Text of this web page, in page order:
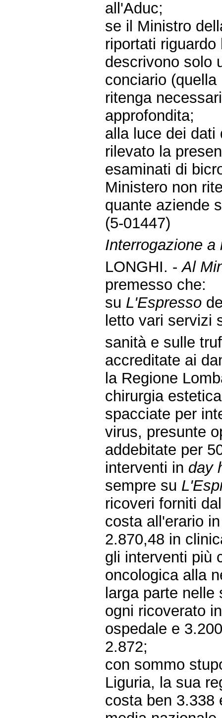
all'Aduc;
se il Ministro
riportati
descrivono solo
conciario
ritenga
approfondita;
alla luce dei dati
rilevato la
esaminati di
Ministero non
quante aziende
(5-01447)
Interrogazione
LONGHI. -Al
premesso che:
su L'Espresso
letto vari servizi
sanità e sulle
accreditate ai
la Regione
chirurgia
spacciate per
virus, presunte
addebitate per
interventi in day
sempre su
ricoveri forniti
costa all'erario
2.870,48 in
gli interventi più
oncologica alla
larga parte nelle
ogni ricoverato
ospedale e
2.872;
con sommo
Liguria, la sua
costa ben 3.338